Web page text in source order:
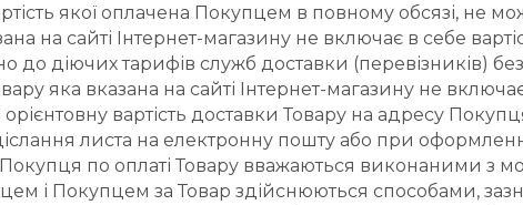
якої оплачена Покупцем в повному обсязі, не
на сайті Інтернет-магазину не включає в себе
до діючих тарифів служб доставки (перевізників)
яка вказана на сайті Інтернет-магазину не
вартість доставки Товару на адресу
листа на електронну пошту або при
по оплаті Товару вважаються виконаними з
і Покупцем за Товар здійснюються способами,